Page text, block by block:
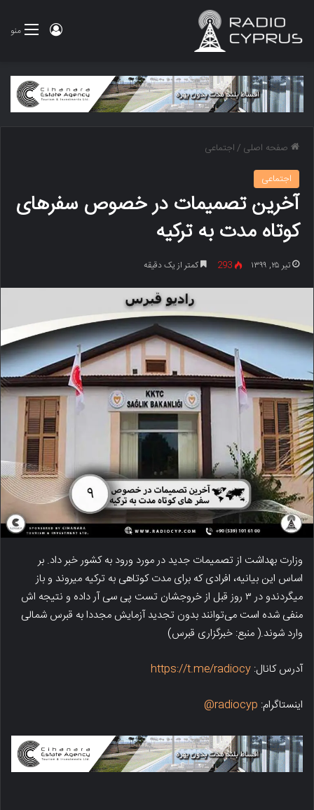
منو ورود
صفحه اصلی /اجتماعی
اجتماعی
آخرین تصمیمات در خصوص سفرهای
کوتاه مدت به ترکیه
تیر ۲۵, ۱۳۹۹ 293 کمتر از یک دقیقه
وزارت بهداشت از تصمیمات جدید در مورد ورود به کشور خبر داد. بر
اساس این بیانیه، افرادی که برای مدت کوتاهی به ترکیه میروند و باز
میگردندو در ۳ روز قبل از خروجشان تست پی سی آر داده و نتیجه اش
منفی شده است می‌توانند بدون تجدید آزمایش مجددا به قبرس شمالی
وارد شوند.( منبع: خبرگزاری قبرس)
آدرس کانال: https://t.me/radiocy
اینستاگرام: radiocyp@